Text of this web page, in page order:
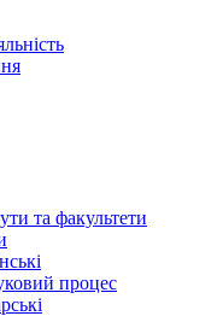
та факультети
процес